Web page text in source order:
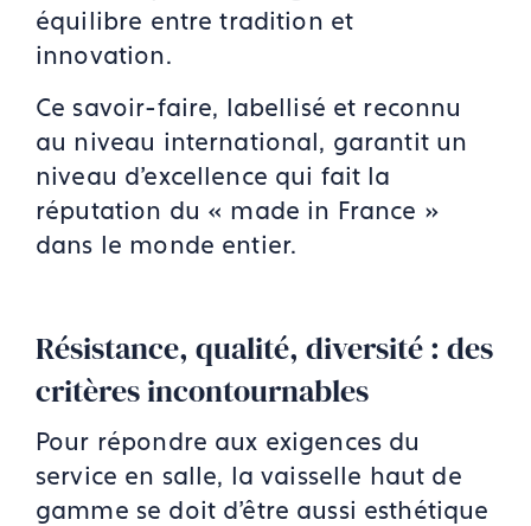
équilibre entre tradition et
innovation.
Ce savoir-faire, labellisé et reconnu
au niveau international, garantit un
niveau d’excellence qui fait la
réputation du « made in France »
dans le monde entier.
Résistance, qualité, diversité : des
critères incontournables
Pour répondre aux exigences du
service en salle, la vaisselle haut de
gamme se doit d’être aussi esthétique